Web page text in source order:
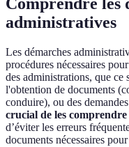
Comprendre les
administratives
Les démarches
procédures nécessaires
des administrations, que ce
l'obtention de documents
conduire), ou des
crucial de les comprendre
d’éviter les erreurs
documents nécessaires